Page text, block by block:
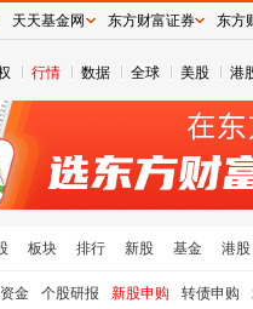
行情 数据 全球 美股 港
板块 排行 新股 基金 港股
金 个股研报 新股申购 转债申购
天天基金网 东方财富证券 东方